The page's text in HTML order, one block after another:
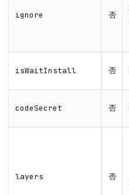
ignore 否
isWaitInstall 否
codeSecret 否
layers 否